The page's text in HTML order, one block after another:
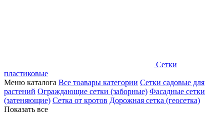
Сетки
пластиковые
Меню каталога Все тоавары категории Сетки садовые для
растений Ограждающие сетки (заборные) Фасадные сетки
(затеняющие) Сетка от кротов Дорожная сетка (геосетка)
Показать все